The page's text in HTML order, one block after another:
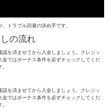
トラブル回避の決め手です。
の流れ
を済ませてから入金しましょう。クレジッ
金ではボーナス条件を必ずチェックしてくだ
を済ませてから入金しましょう。クレジッ
金ではボーナス条件を必ずチェックしてくだ